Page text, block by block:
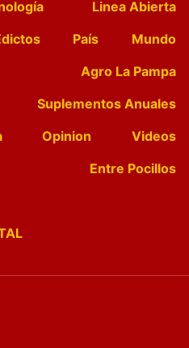
Linea Abierta
País
Mundo
Agro La Pampa
Suplementos Anuales
Opinion
Videos
Entre Pocillos